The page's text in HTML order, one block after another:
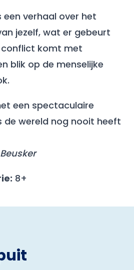
een verhaal over het
jezelf, wat er gebeurt
conflict komt met
blik op de menselijke
een spectaculaire
de wereld nog nooit heeft
8+